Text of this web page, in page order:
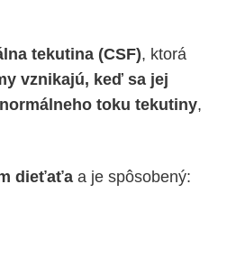
tekutina (CSF), ktorá
vznikajú, keď sa jej
toku tekutiny,
dieťaťa a je spôsobený: